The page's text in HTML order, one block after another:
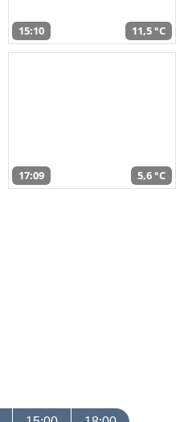
15:10 11,5 °C
17:09 5,6 °C